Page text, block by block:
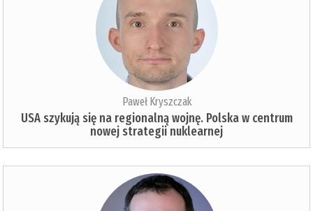
Paweł Kryszczak
USA szykują się na regionalną wojnę. Polska w centrum
nowej strategii nuklearnej